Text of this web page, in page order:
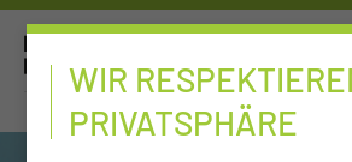
WIR
PRIVATSPHÄRE